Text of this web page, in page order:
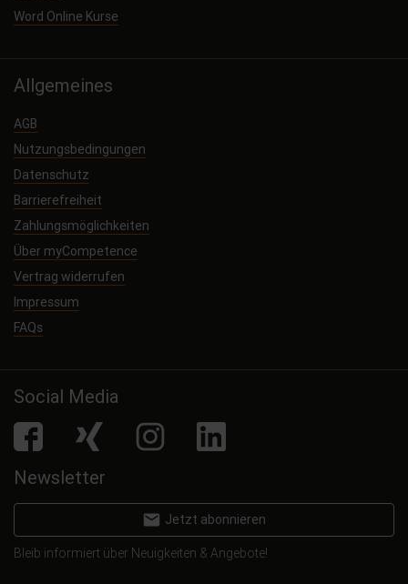
Word Online Kurse
Allgemeines
AGB
Nutzungsbedingungen
Datenschutz
Barrierefreiheit
Zahlungsmöglichkeiten
Über myCompetence
Vertrag widerrufen
Impressum
FAQs
Social Media
facebook Xing Instagram LinkedIn
Newsletter
email Jetzt abonnieren
Bleib informiert über Neuigkeiten & Angebote!